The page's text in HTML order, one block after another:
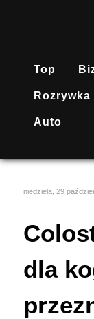
Top
Rozrywka
Auto
niedziela, 29
dla